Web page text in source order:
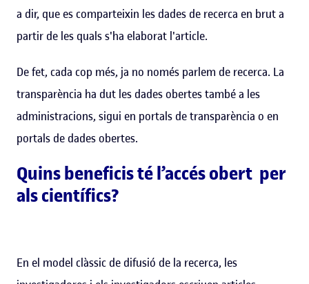
a dir, que es comparteixin les dades de recerca en brut a
partir de les quals s'ha elaborat l'article.
De fet, cada cop més, ja no només parlem de recerca. La
transparència ha dut les dades obertes també a les
administracions, sigui en portals de transparència o en
portals de dades obertes.
Quins beneficis té l’accés obert per
als científics?
En el model clàssic de difusió de la recerca, les